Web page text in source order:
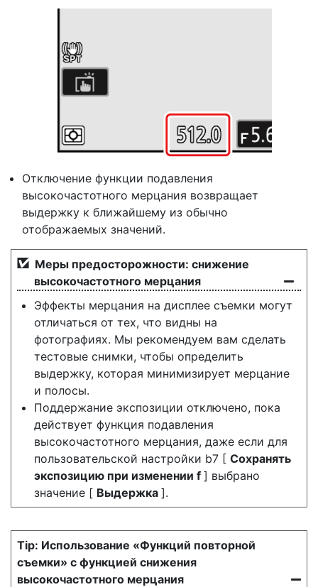
Отключение функции подавления
высокочастотного мерцания возвращает
выдержку к ближайшему из обычно
отображаемых значений.
Меры предосторожности: снижение
высокочастотного мерцания
Эффекты мерцания на дисплее съемки могут
отличаться от тех, что видны на
фотографиях. Мы рекомендуем вам сделать
тестовые снимки, чтобы определить
выдержку, которая минимизирует мерцание
и полосы.
Поддержание экспозиции отключено, пока
действует функция подавления
высокочастотного мерцания, даже если для
пользовательской настройки b7 [ Сохранять
экспозицию при изменении f ] выбрано
значение [ Выдержка ].
Использование «Функций повторной
съемки» с функцией снижения
высокочастотного мерцания